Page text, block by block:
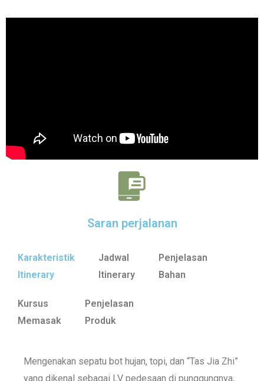
Saran perjalanan
Karakteristik
Itinerary
Jadwal
Itinerary
Penjelasan
Bahan
Kursus
Memasak
Penjelasan
Produk
Mengenakan sepatu bot hujan, topi, dan “Tas Jia Zhi”
yang dikenal sebagai LV pedesaan di punggungnya,
#Teh Oolong Alishan (Gunung
Ali)
#Mie ayam rasa teh
#Minyak teh pahit (Minyak
Camellia)